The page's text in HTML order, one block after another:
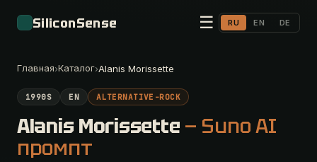
SiliconSense ☰ RU EN DE
Главная›Каталог›Alanis Morissette
1990S EN ALTERNATIVE-ROCK
Alanis Morissette — Suno AI
промпт